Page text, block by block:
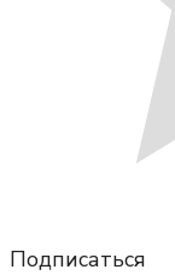
Подписаться